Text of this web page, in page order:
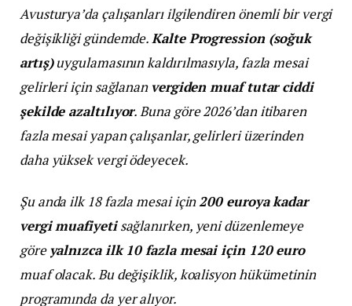
Avusturya’da çalışanları ilgilendiren önemli bir vergi
değişikliği gündemde.Kalte Progression (soğuk
artış)uygulamasının kaldırılmasıyla, fazla mesai
gelirleri için sağlanan vergiden muaf tutar ciddi
şekilde azaltılıyor. Buna göre 2026’dan itibaren
fazla mesai yapan çalışanlar, gelirleri üzerinden
daha yüksek vergi ödeyecek.
Şu anda ilk 18 fazla mesai için200 euroya kadar
vergi muafiyetisağlanırken, yeni düzenlemeye
göre yalnızca ilk 10 fazla mesai için 120 euro
muaf olacak. Bu değişiklik, koalisyon hükümetinin
programında da yer alıyor.